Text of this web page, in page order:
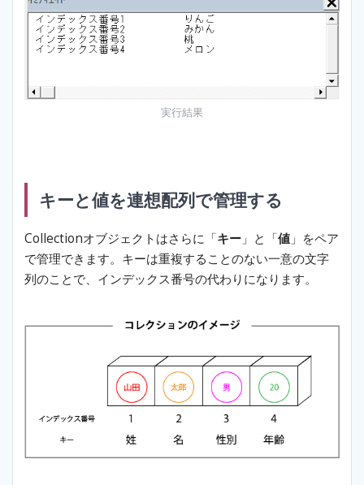
実行結果
キーと値を連想配列で管理する
Collectionオブジェクトはさらに「キー 」と「値 」をペア
で管理できます。キーは重複することのない一意の文字
列のことで、インデックス番号の代わりになります。